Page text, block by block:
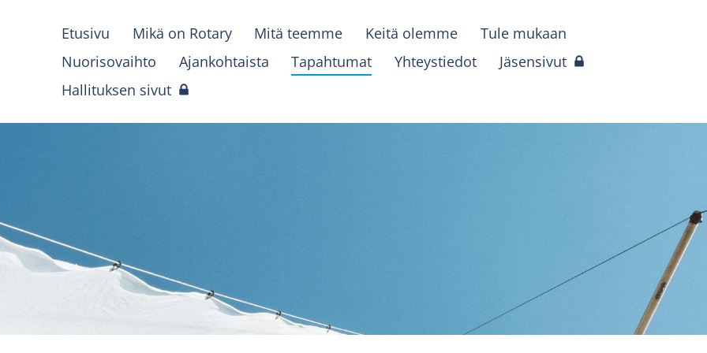
Etusivu Mikä on Rotary Mitä teemme Keitä olemme
Tule mukaan
Nuorisovaihto
Ajankohtaista Tapahtumat Yhteystiedot
Jäsensivut
Hallituksen sivut